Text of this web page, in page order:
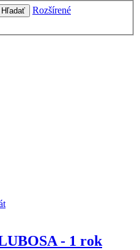
Hľadať
Rozšírené
- 1 rok